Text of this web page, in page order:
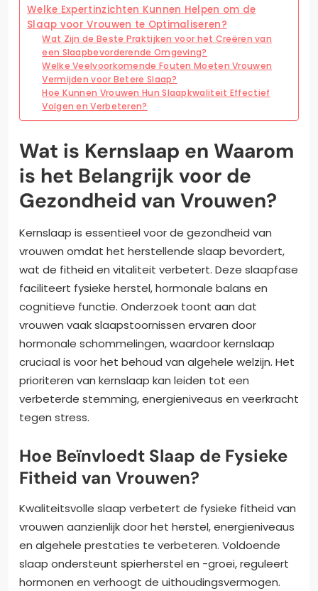
Welke Expertinzichten Kunnen Helpen om de
Slaap voor Vrouwen te Optimaliseren?
Wat Zijn de Beste Praktijken voor het Creëren van
een Slaapbevorderende Omgeving?
Welke Veelvoorkomende Fouten Moeten Vrouwen
Vermijden voor Betere Slaap?
Hoe Kunnen Vrouwen Hun Slaapkwaliteit Effectief
Volgen en Verbeteren?
Wat is Kernslaap en Waarom
is het Belangrijk voor de
Gezondheid van Vrouwen?
Kernslaap is essentieel voor de gezondheid van
vrouwen omdat het herstellende slaap bevordert,
wat de fitheid en vitaliteit verbetert. Deze slaapfase
faciliteert fysieke herstel, hormonale balans en
cognitieve functie. Onderzoek toont aan dat
vrouwen vaak slaapstoornissen ervaren door
hormonale schommelingen, waardoor kernslaap
cruciaal is voor het behoud van algehele welzijn. Het
prioriteren van kernslaap kan leiden tot een
verbeterde stemming, energieniveaus en veerkracht
tegen stress.
Hoe Beïnvloedt Slaap de Fysieke
Fitheid van Vrouwen?
Kwaliteitsvolle slaap verbetert de fysieke fitheid van
vrouwen aanzienlijk door het herstel, energieniveaus
en algehele prestaties te verbeteren. Voldoende
slaap ondersteunt spierherstel en -groei, reguleert
hormonen en verhoogt de uithoudingsvermogen.